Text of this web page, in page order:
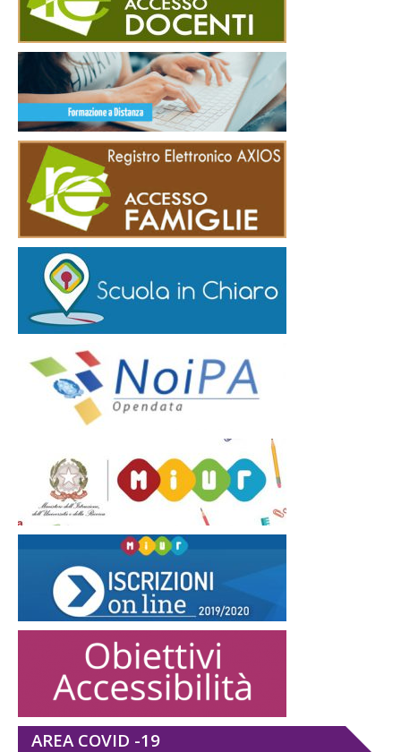
AREA COVID -19